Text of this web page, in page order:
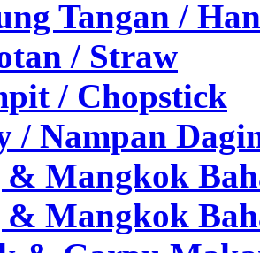
Tangan /
/ Straw
/ Chopstick
/ Nampan
Mangkok
Mangkok